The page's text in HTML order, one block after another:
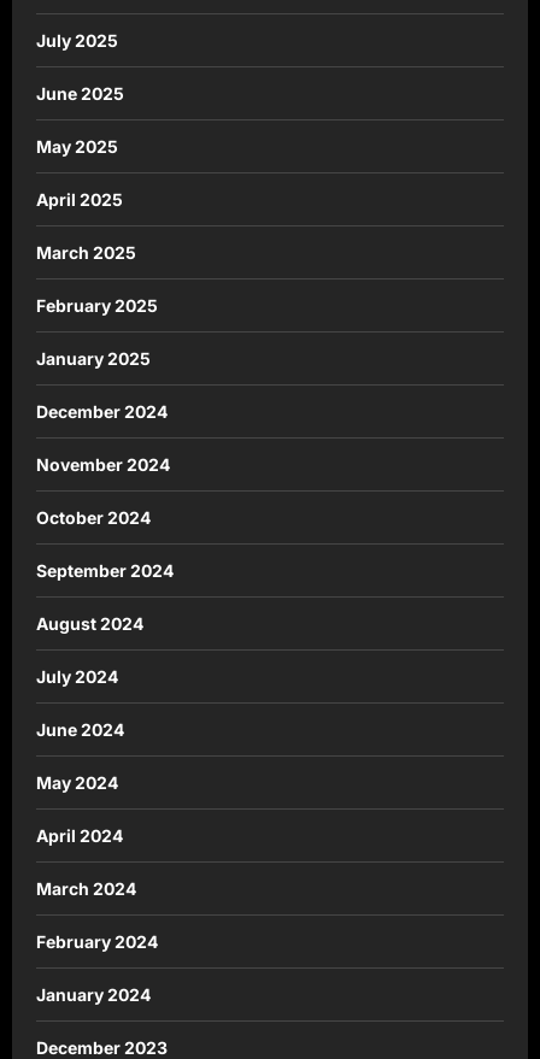
July 2025
June 2025
May 2025
April 2025
March 2025
February 2025
January 2025
December 2024
November 2024
October 2024
September 2024
August 2024
July 2024
June 2024
May 2024
April 2024
March 2024
February 2024
January 2024
December 2023